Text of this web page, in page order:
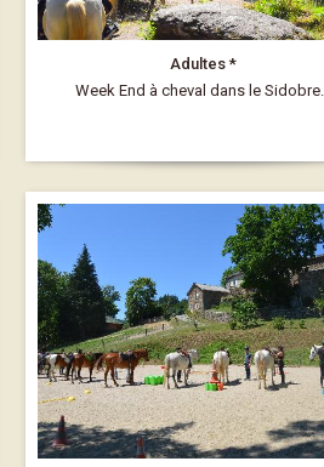
Adultes *
Week End à cheval dans le Sidobre...